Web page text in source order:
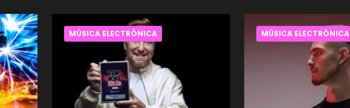
MÚSICA ELECTRÓNICA MÚSICA ELECTRÓNICA